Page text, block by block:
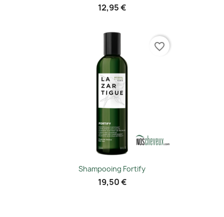
12,95 €
Shampooing Fortify
19,50 €
favorite_border